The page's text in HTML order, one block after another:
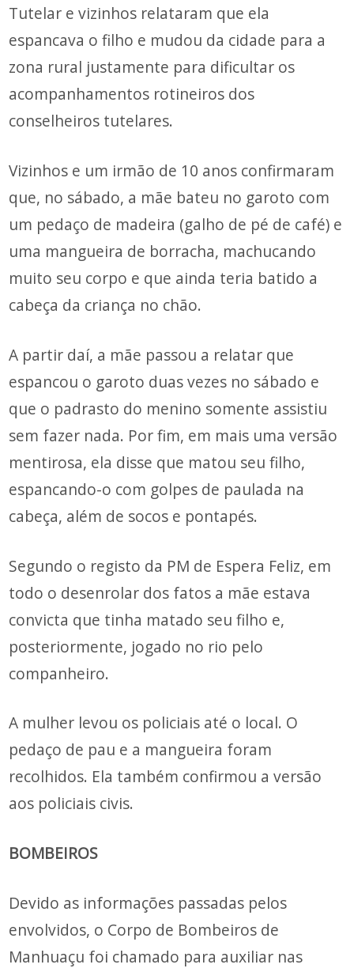
Tutelar e vizinhos relataram que ela
espancava o filho e mudou da cidade para a
zona rural justamente para dificultar os
acompanhamentos rotineiros dos
conselheiros tutelares.
Vizinhos e um irmão de 10 anos confirmaram
que, no sábado, a mãe bateu no garoto com
um pedaço de madeira (galho de pé de café) e
uma mangueira de borracha, machucando
muito seu corpo e que ainda teria batido a
cabeça da criança no chão.
A partir daí, a mãe passou a relatar que
espancou o garoto duas vezes no sábado e
que o padrasto do menino somente assistiu
sem fazer nada. Por fim, em mais uma versão
mentirosa, ela disse que matou seu filho,
espancando-o com golpes de paulada na
cabeça, além de socos e pontapés.
Segundo o registo da PM de Espera Feliz, em
todo o desenrolar dos fatos a mãe estava
convicta que tinha matado seu filho e,
posteriormente, jogado no rio pelo
companheiro.
A mulher levou os policiais até o local. O
pedaço de pau e a mangueira foram
recolhidos. Ela também confirmou a versão
aos policiais civis.
BOMBEIROS
Devido as informações passadas pelos
envolvidos, o Corpo de Bombeiros de
Manhuaçu foi chamado para auxiliar nas